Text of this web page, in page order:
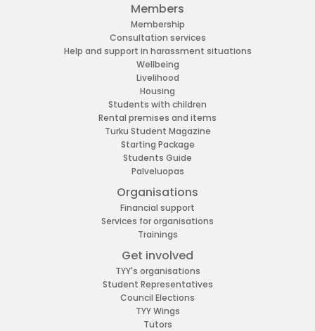
Members
Membership
Consultation services
Help and support in harassment situations
Wellbeing
Livelihood
Housing
Students with children
Rental premises and items
Turku Student Magazine
Starting Package
Students Guide
Palveluopas
Organisations
Financial support
Services for organisations
Trainings
Get involved
TYY's organisations
Student Representatives
Council Elections
TYY Wings
Tutors